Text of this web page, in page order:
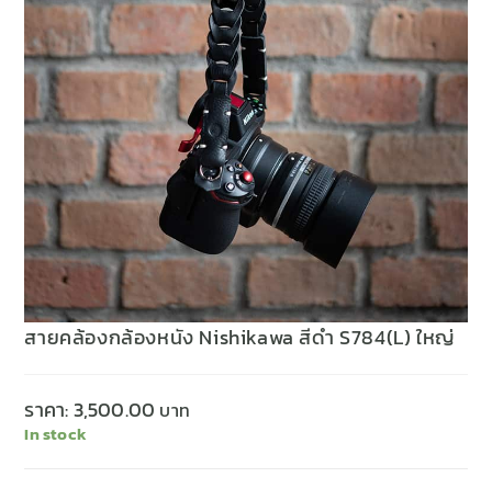
สายคล้องกล้องหนัง Nishikawa สีดำ S784(L) ใหญ่
ราคา:3,500.00
In stock